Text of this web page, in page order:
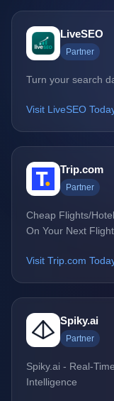
LiveSEO
Partner
Turn your search
Visit LiveSEO
Trip.com
Partner
Cheap Flights/
On Your Next
Visit Trip.com
Spiky.ai
Partner
Spiky.ai - Real-
Intelligence